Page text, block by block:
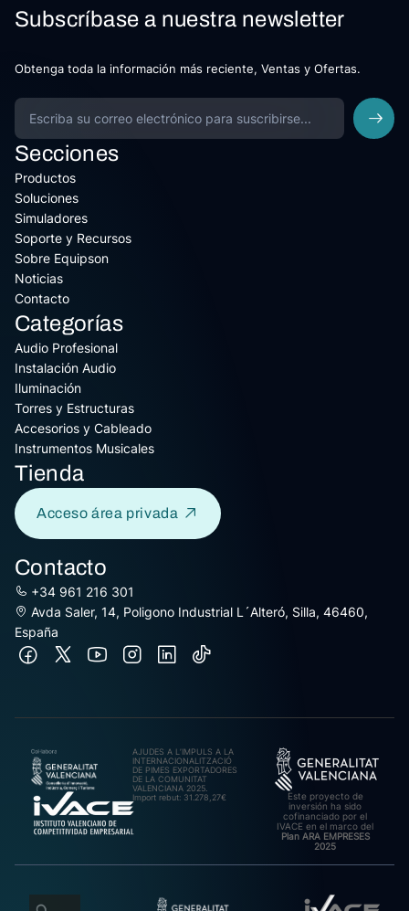
Subscríbase a nuestra newsletter
Obtenga toda la información más reciente, Ventas y Ofertas.
Secciones
Productos
Soluciones
Simuladores
Soporte y Recursos
Sobre Equipson
Noticias
Contacto
Categorías
Audio Profesional
Instalación Audio
Iluminación
Torres y Estructuras
Accesorios y Cableado
Instrumentos Musicales
Tienda
Acceso área privada
Contacto
+34 961 216 301
Avda Saler, 14, Poligono Industrial L´Alteró, Silla, 46460,
España
AJUDES A L’IMPULS A LA
INTERNACIONALITZACIÓ
DE PIMES EXPORTADORES
DE LA COMUNITAT
VALENCIANA 2025.
Import rebut: 31.278,27€
Este proyecto de
inversión ha sido
cofinanciado por el
IVACE en el marco del
Plan ARA EMPRESES
2025